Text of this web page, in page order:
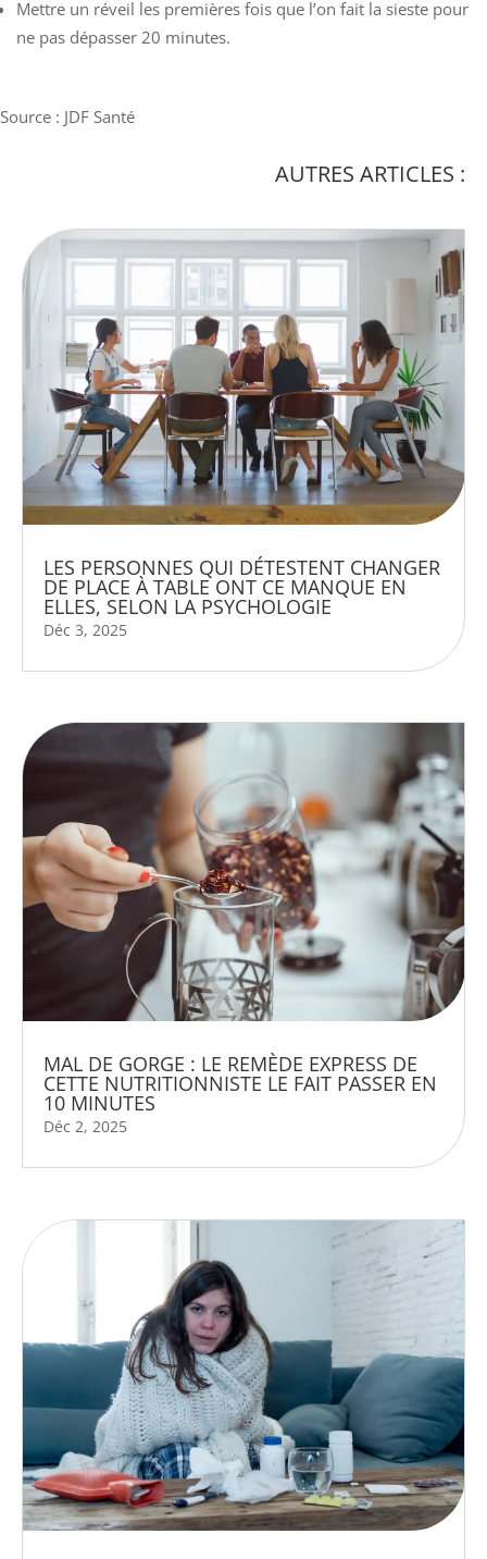
Mettre un réveil les premières fois que l’on fait la sieste pour
ne pas dépasser 20 minutes.
Source : JDF Santé
AUTRES ARTICLES :
LES PERSONNES QUI DÉTESTENT CHANGER
DE PLACE À TABLE ONT CE MANQUE EN
ELLES, SELON LA PSYCHOLOGIE
Déc 3, 2025
MAL DE GORGE : LE REMÈDE EXPRESS DE
CETTE NUTRITIONNISTE LE FAIT PASSER EN
10 MINUTES
Déc 2, 2025